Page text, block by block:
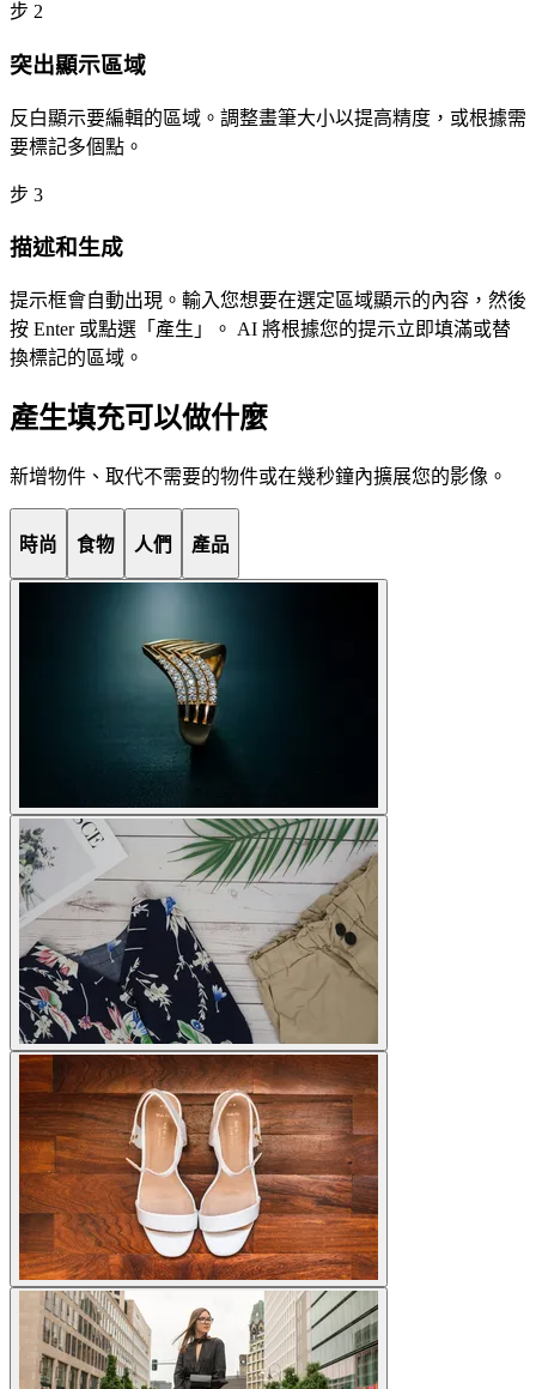
步 2
突出顯示區域
反白顯示要編輯的區域。調整畫筆大小以提高精度，或根據需
要標記多個點。
步 3
描述和生成
提示框會自動出現。輸入您想要在選定區域顯示的內容，然後
按 Enter 或點選「產生」。 AI 將根據您的提示立即填滿或替
換標記的區域。
產生填充可以做什麼
新增物件、取代不需要的物件或在幾秒鐘內擴展您的影像。
時尚 食物 人們 產品